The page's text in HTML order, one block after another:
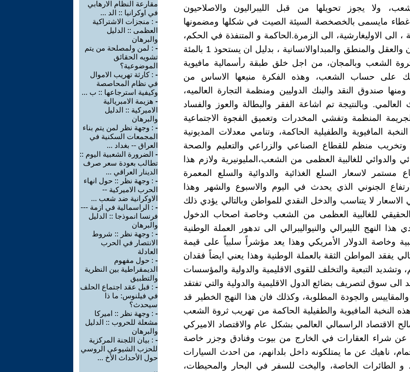
ولا يجوز تحويلها من قبل الليبراليون والاصلاحيون
مايسمى بالخصخصة السيئة الصيت في شكلها ومضمونها
، الى الاوليغارشية، الى الزمرة.الحاكمة و المتنفذة في الحكم،
وهذا مخالف للقانون والعقل والمنطق والمبداوالانسانية ، بدليل ان يستحوذ 1 بالمئة
الشعب وبالمجان، من اجل خلق طبقة رأسمالية مافيوية
على حساب الشعب، وهذه الفكرة منبعها الاساس من
صندوق النقد والبنك الدوليين ومنظمة التجارة العالميه،
وبالنتيجة تم اشاعة الفقر والبطالة والعوز والفساد
المنظمة وتفشي المخدرات وتعميق الفجوة الاجتماعية
المافيوية والطفيلية الحاكمة، وتنامي معدلات المديونية
وتخريب منظم للقطاع الصناعي والزراعي والتعليم والصحة
والدوائي للغالبية العظمى من الشعب،المليونيرية ولازم هذا
مستمر لاسعار السلع الغذائية والدوائية والسلع المعمرة
الجنوني الذي يحدث في اليوم والاسبوع والشهر وهذا
الاسعار لا يتناسب والدخل النقدي للمواطن وبالتالي يؤدي ذلك
للغالبية العظمى من الشعب وخاصة اصحاب الدخول
هذا النهج الليبرالي والنيواليبرالي الى تدهور العملة الوطنية
وخاصة الدولار الأمريكي وهذا يعد مؤشراً سلبياً على قيمة
يفقد المواطن الثقة بالعملة الوطنية وهذا يعني ايضاً فقدان
وتشديد التبعية والتخلف للقوى الاقليمية والدولية والمؤسسات
الى سوق لتصريف بضائع الدول الاقليمية والدولية والتي تفتقد
والجودة المطلوبة، وكذلك فان هذا النهج الخطير قد
النخبة المافيوية والطفيلية الحاكمة من تهريب ثروة الشعب
الاقتصاد الراسمالي العالمي بشكل عام والاقتصاد الاميركي
شراء العقارات في الخارج من بيوت وفنادق وجزر خاصة
ناهيك عن ما يمتلكونه داخل بلدانهم، من احدث السيارات
و الطائرات الخاصة، واليخت للسفر في البحار والمحيطات،
مقارعة النظام الارهابي
في اوكرانيا :: الد ...
- : منجزات الاشتراكية
العظمى :: الدليل
والبرهان
- : لمن ولمصلحة من يتم
تشويه الحقائق
الموضوعية؟
- : كارثة تهريب الاموال
في نظام المحاصصة
وكيفية استرجاعها :: ب ...
- هزيمة الامبريالية
الاميركية :: الدليل
والبرهان
- : وجهة نظر لمن يتم بناء
المجمعات السكنية في
العراق -- بغداد ...
- الضرورة الشعبية اليوم ::
تطالب بعودة سعر صرف
الدينار العراقي ...
- : وجهة نظر :: حول انهاء
الحرب الاميركية --
الاوكرانية ضد شعب ...
- : الراسمالية في ازمة ---
فرنسا انموذجا :: الدليل
والبرهان
- : وجهة نظر :: شروط
الانتصار في الحرب
العادلة
- : حول مفهوم
الديمقراطية بين النظرية
والتطبيق
- : قبل عقد اجتماع الحلف
في فيلنوس: ما ذا
سيحدث؟
- : وجهة نظر :: اميركا
مشعلة للحروب :: الدليل
والبرهان
- : بيان اللجنة المركزية
للحزب الشيوعي الروسي
حول الأحداث الأخ ...